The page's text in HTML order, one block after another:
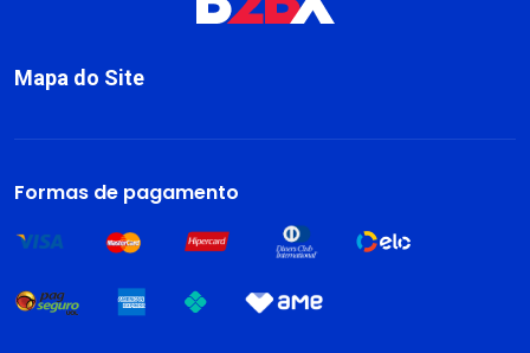
Mapa do Site
Formas de pagamento